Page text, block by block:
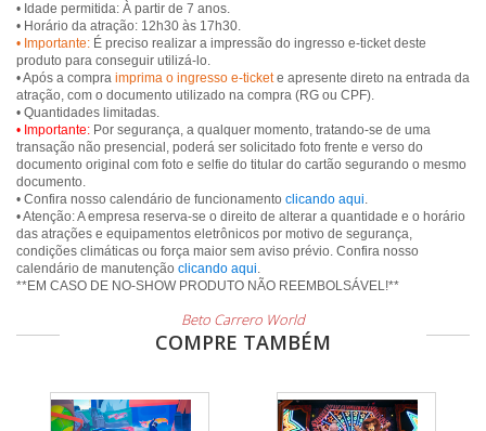
• Idade permitida: À partir de 7 anos.
• Importante: É preciso realizar a impressão do ingresso e-ticket deste
produto para conseguir utilizá-lo.
• Após a compra imprima o ingresso e-tickete apresente direto na entrada da
atração, com o documento utilizado na compra (RG ou CPF).
• Importante: Por segurança, a qualquer momento, tratando-se de uma
transação não presencial, poderá ser solicitado foto frente e verso do
documento original com foto e selfie do titular do cartão segurando o mesmo
documento.
• Confira nosso calendário de funcionamento clicando aqui.
• Atenção: A empresa reserva-se o direito de alterar a quantidade e o horário
das atrações e equipamentos eletrônicos por motivo de segurança,
condições climáticas ou força maior sem aviso prévio. Confira nosso
calendário de manutenção clicando aqui.
**EM CASO DE NO-SHOW PRODUTO NÃO REEMBOLSÁVEL!**
Beto Carrero World
COMPRE TAMBÉM